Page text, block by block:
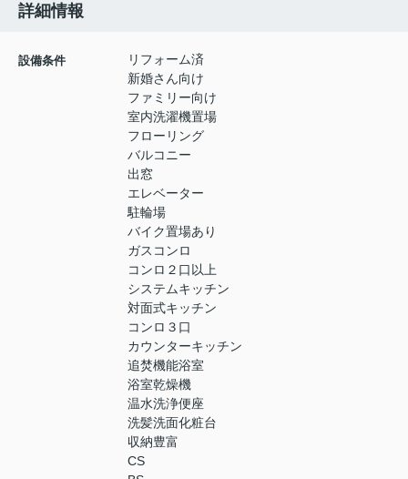
詳細情報
設備条件
リフォーム済
新婚さん向け
ファミリー向け
室内洗濯機置場
フローリング
バルコニー
出窓
エレベーター
駐輪場
バイク置場あり
ガスコンロ
コンロ２口以上
システムキッチン
対面式キッチン
コンロ３口
カウンターキッチン
追焚機能浴室
浴室乾燥機
温水洗浄便座
洗髪洗面化粧台
収納豊富
CS